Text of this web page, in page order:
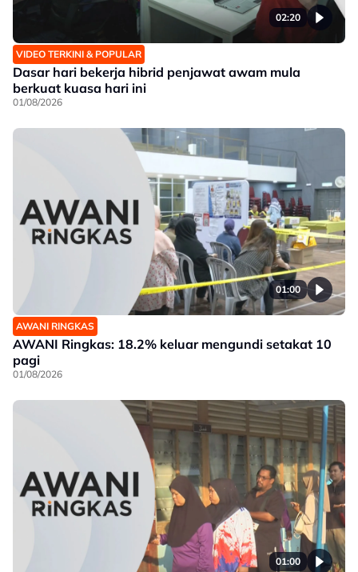
02:20
VIDEO TERKINI & POPULAR
Dasar hari bekerja hibrid penjawat awam mula
berkuat kuasa hari ini
01/08/2026
01:00
AWANI RINGKAS
AWANI Ringkas: 18.2% keluar mengundi setakat 10
pagi
01/08/2026
01:00